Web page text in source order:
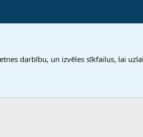
darbību, un izvēles sīkfailus, lai